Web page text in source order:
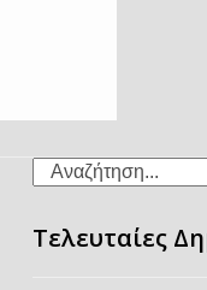
Search
Τελευταίες